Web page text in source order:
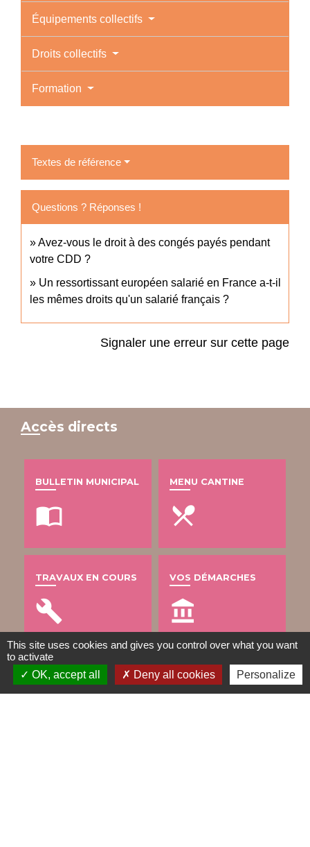
Équipements collectifs
Droits collectifs
Formation
Textes de référence
Questions ? Réponses !
Avez-vous le droit à des congés payés pendant
votre CDD ?
Un ressortissant européen salarié en France a-t-il
les mêmes droits qu'un salarié français ?
Signaler une erreur sur cette page
Accès directs
BULLETIN MUNICIPAL
import_contacts
MENU CANTINE
local_dining
TRAVAUX EN COURS
build
VOS DÉMARCHES
account_balance
DÉCHETS
This site uses cookies and gives you control over what you want
to activate
OK, accept all
Deny all cookies Personalize